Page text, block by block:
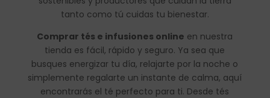
tanto como tú cuidas tu bienestar.
Comprar tés e infusiones online en nuestra
tienda es fácil, rápido y seguro. Ya sea que
busques energizar tu día, relajarte por la noche o
simplemente regalarte un instante de calma, aquí
encontrarás el té perfecto para ti. Desde tés